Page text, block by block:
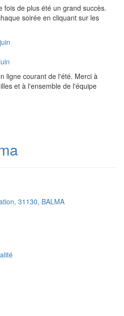
fois de plus été un grand succès.
soirée en cliquant sur les
ligne courant de l'été. Merci à
et à l'ensemble de l'équipe
31130, BALMA